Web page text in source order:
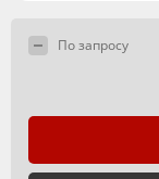
По запросу